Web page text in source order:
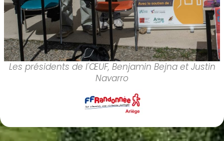
Les présidents de l'ŒUF, Benjamin Bejna et Justin
Navarro